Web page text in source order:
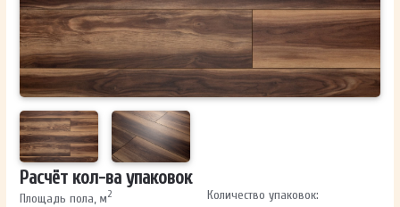
Ваши данные не будут переданы третьим лицам
Расчёт кол-ва упаковок
Площадь пола, м2 Количество упаковок: